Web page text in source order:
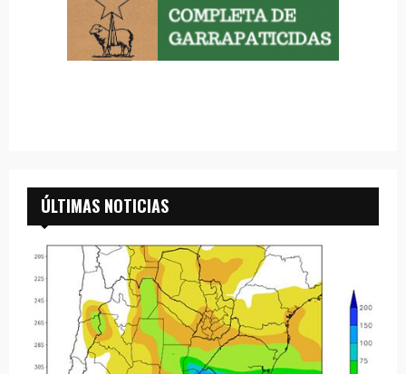
ÚLTIMAS NOTICIAS